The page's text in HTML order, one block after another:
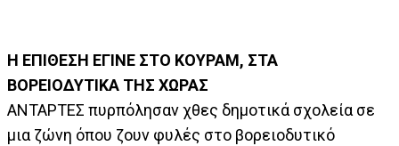
Η ΕΠΙΘΕΣΗ ΕΓΙΝΕ ΣΤΟ ΚΟΥΡΑΜ, ΣΤΑ
ΒΟΡΕΙΟΔΥΤΙΚΑ ΤΗΣ ΧΩΡΑΣ
ΑΝΤΑΡΤΕΣ πυρπόλησαν χθες δημοτικά σχολεία σε
μια ζώνη όπου ζουν φυλές στο βορειοδυτικό